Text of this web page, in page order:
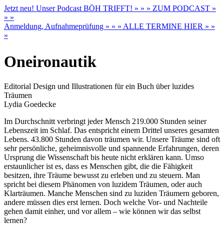
Jetzt neu! Unser Podcast BÖH TRIFFT! » » » ZUM PODCAST »
» »
Anmeldung, Aufnahmeprüfung » » » ALLE TERMINE HIER » »
»
Oneironautik
Editorial Design und Illustrationen für ein Buch über luzides
Träumen
Lydia Goedecke
Im Durchschnitt verbringt jeder Mensch 219.000 Stunden seiner
Lebenszeit im Schlaf. Das entspricht einem Drittel unseres gesamten
Lebens. 43.800 Stunden davon träumen wir. Unsere Träume sind oft
sehr persönliche, geheimnisvolle und spannende Erfahrungen, deren
Ursprung die Wissenschaft bis heute nicht erklären kann. Umso
erstaunlicher ist es, dass es Menschen gibt, die die Fähigkeit
besitzen, ihre Träume bewusst zu erleben und zu steuern. Man
spricht bei diesem Phänomen von luzidem Träumen, oder auch
Klarträumen. Manche Menschen sind zu luziden Träumern geboren,
andere müssen dies erst lernen. Doch welche Vor- und Nachteile
gehen damit einher, und vor allem – wie können wir das selbst
lernen?